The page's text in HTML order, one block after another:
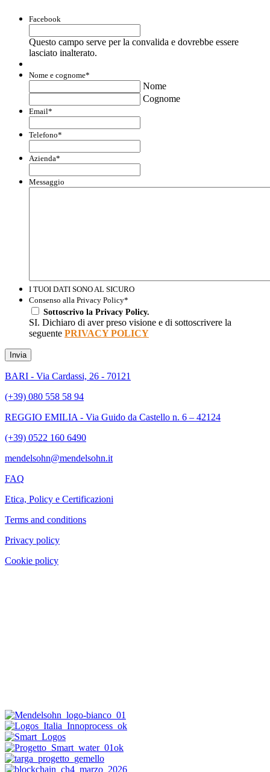
Facebook
Questo campo serve per la convalida e dovrebbe essere
lasciato inalterato.
Nome e cognome*
Nome
Cognome
Email*
Telefono*
Azienda*
Messaggio
I TUOI DATI SONO AL SICURO
Consenso alla Privacy Policy*
Sottoscrivo la Privacy Policy.
SI. Dichiaro di aver preso visione e di sottoscrivere la
seguente PRIVACY POLICY
Invia
BARI - Via Cardassi, 26 - 70121
(+39) 080 558 58 94
REGGIO EMILIA - Via Guido da Castello n. 6 – 42124
(+39) 0522 160 6490
mendelsohn@mendelsohn.it
FAQ
Etica, Policy e Certificazioni
Terms and conditions
Privacy policy
Cookie policy